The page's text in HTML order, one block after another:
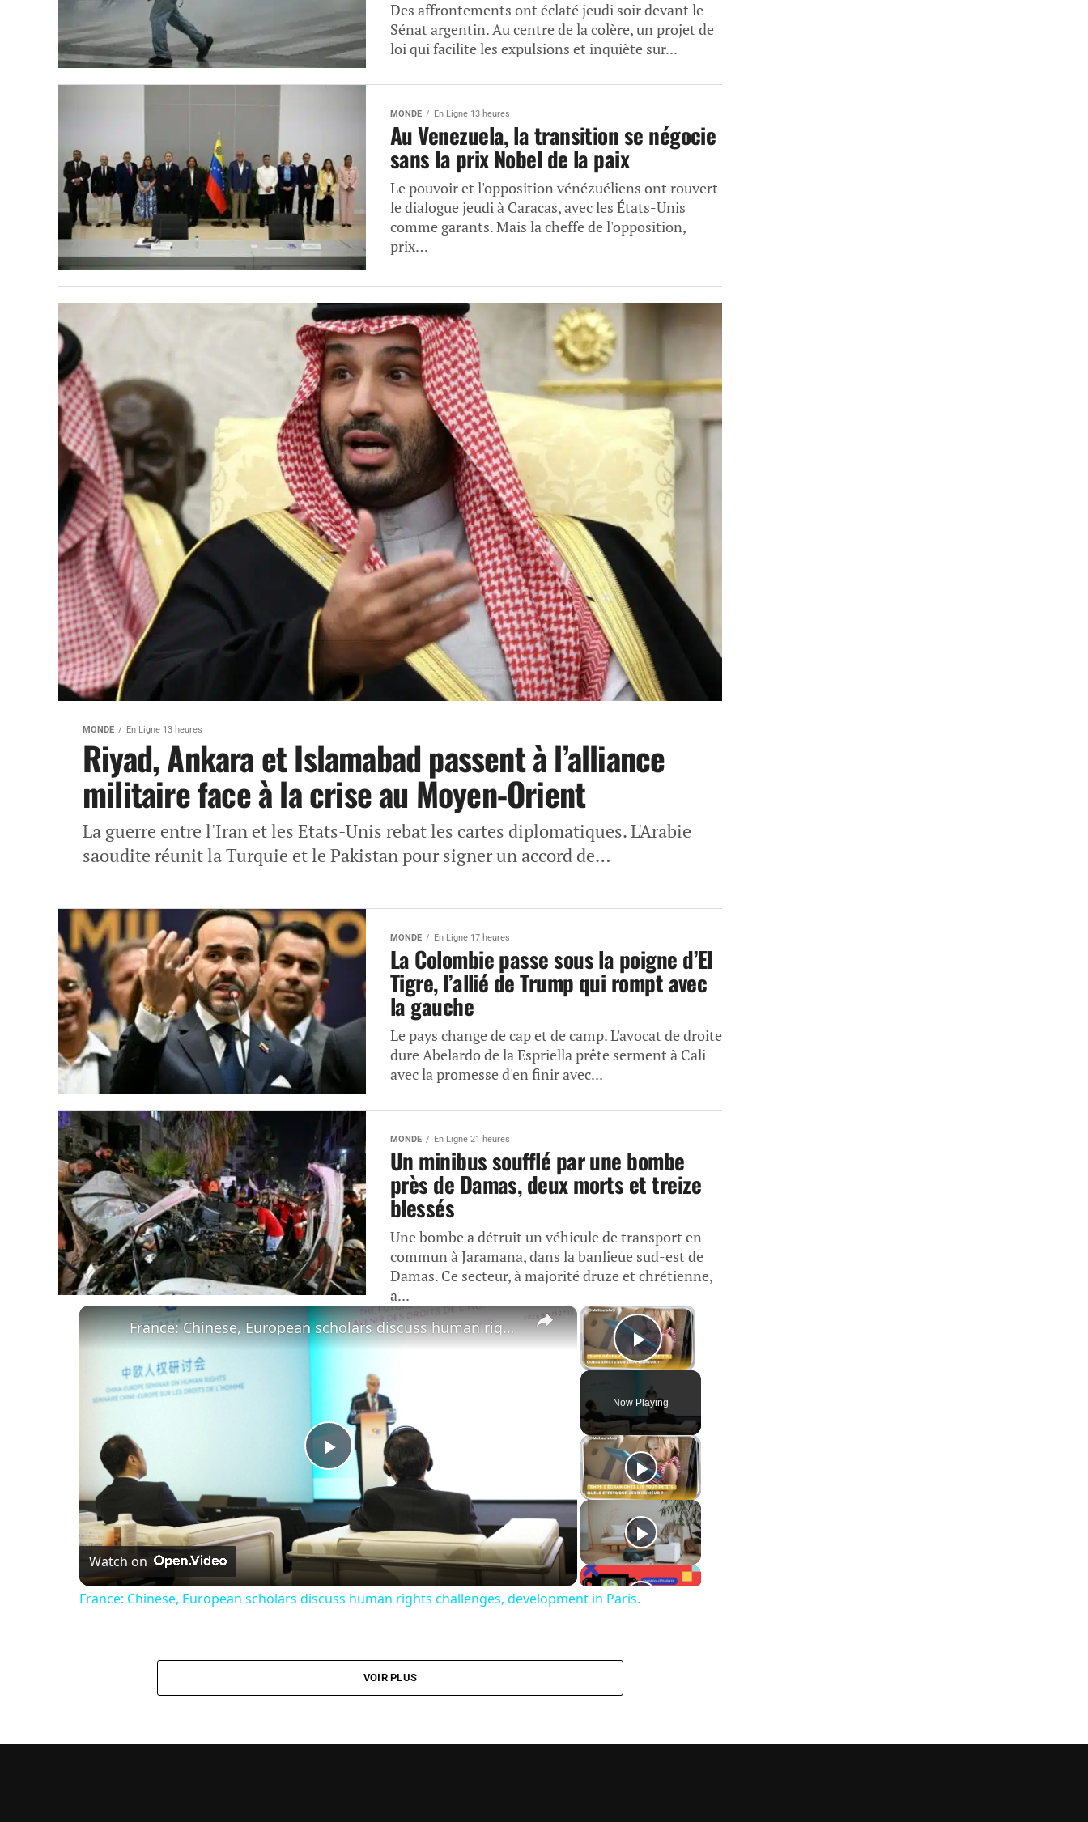
Des affrontements ont éclaté jeudi soir devant le
Sénat argentin. Au centre de la colère, un projet de
loi qui facilite les expulsions et inquiète sur...
MONDE En Ligne 13 heures
Au Venezuela, la transition se négocie
sans la prix Nobel de la paix
Le pouvoir et l'opposition vénézuéliens ont rouvert
le dialogue jeudi à Caracas, avec les États-Unis
comme garants. Mais la cheffe de l'opposition,
prix…
MONDE En Ligne 13 heures
Riyad, Ankara et Islamabad passent à l’alliance
militaire face à la crise au Moyen-Orient
La guerre entre l'Iran et les Etats-Unis rebat les cartes diplomatiques. L'Arabie
saoudite réunit la Turquie et le Pakistan pour signer un accord de…
MONDE En Ligne 17 heures
La Colombie passe sous la poigne d’El
Tigre, l’allié de Trump qui rompt avec
la gauche
Le pays change de cap et de camp. L'avocat de droite
dure Abelardo de la Espriella prête serment à Cali
avec la promesse d'en finir avec...
MONDE En Ligne 21 heures
Un minibus soufflé par une bombe
près de Damas, deux morts et treize
blessés
Une bombe a détruit un véhicule de transport en
commun à Jaramana, dans la banlieue sud-est de
Damas. Ce secteur, à majorité druze et chrétienne,
a...
×
Play Video
Now Playing
×
Play
Video
France: Chinese, European scholars discuss human rights challenges, development in Paris.
Watch on
France: Chinese, European scholars discuss human rights challenges, development in Paris.
VOIR PLUS